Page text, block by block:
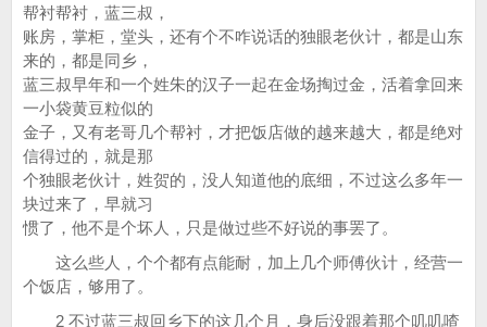
帮衬帮衬，蓝三叔，
账房，掌柜，堂头，还有个不咋说话的独眼老伙计，都是山东
来的，都是同乡，
蓝三叔早年和一个姓朱的汉子一起在金场掏过金，活着拿回来
一小袋黄豆粒似的
金子，又有老哥几个帮衬，才把饭店做的越来越大，都是绝对
信得过的，就是那
个独眼老伙计，姓贺的，没人知道他的底细，不过这么多年一
块过来了，早就习
惯了，他不是个坏人，只是做过些不好说的事罢了。
这么些人，个个都有点能耐，加上几个师傅伙计，经营一
个饭店，够用了。
2 不过蓝三叔回乡下的这几个月，身后没跟着那个叽叽喳